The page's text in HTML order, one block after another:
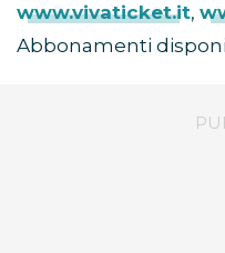
www.vivaticket.it,
Abbonamenti